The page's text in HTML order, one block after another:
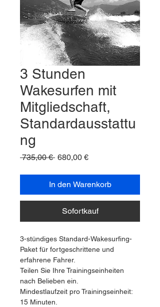
3 Stunden
Wakesurfen mit
Mitgliedschaft,
Standardausstattu
ng
735,00 € Standardpreis
680,00 €Sale-
In den Warenkorb
Sofortkauf
3-stündiges Standard-Wakesurfing-
Paket für fortgeschrittene und
erfahrene Fahrer.
Teilen Sie Ihre Trainingseinheiten
nach Belieben ein.
Mindestlaufzeit pro Trainingseinheit:
15 Minuten.